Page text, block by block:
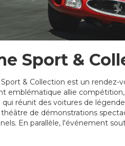
Sport &
& Collection est un rendez-
emblématique allie
qui réunit des voitures de
de démonstrations
En parallèle, l'événement